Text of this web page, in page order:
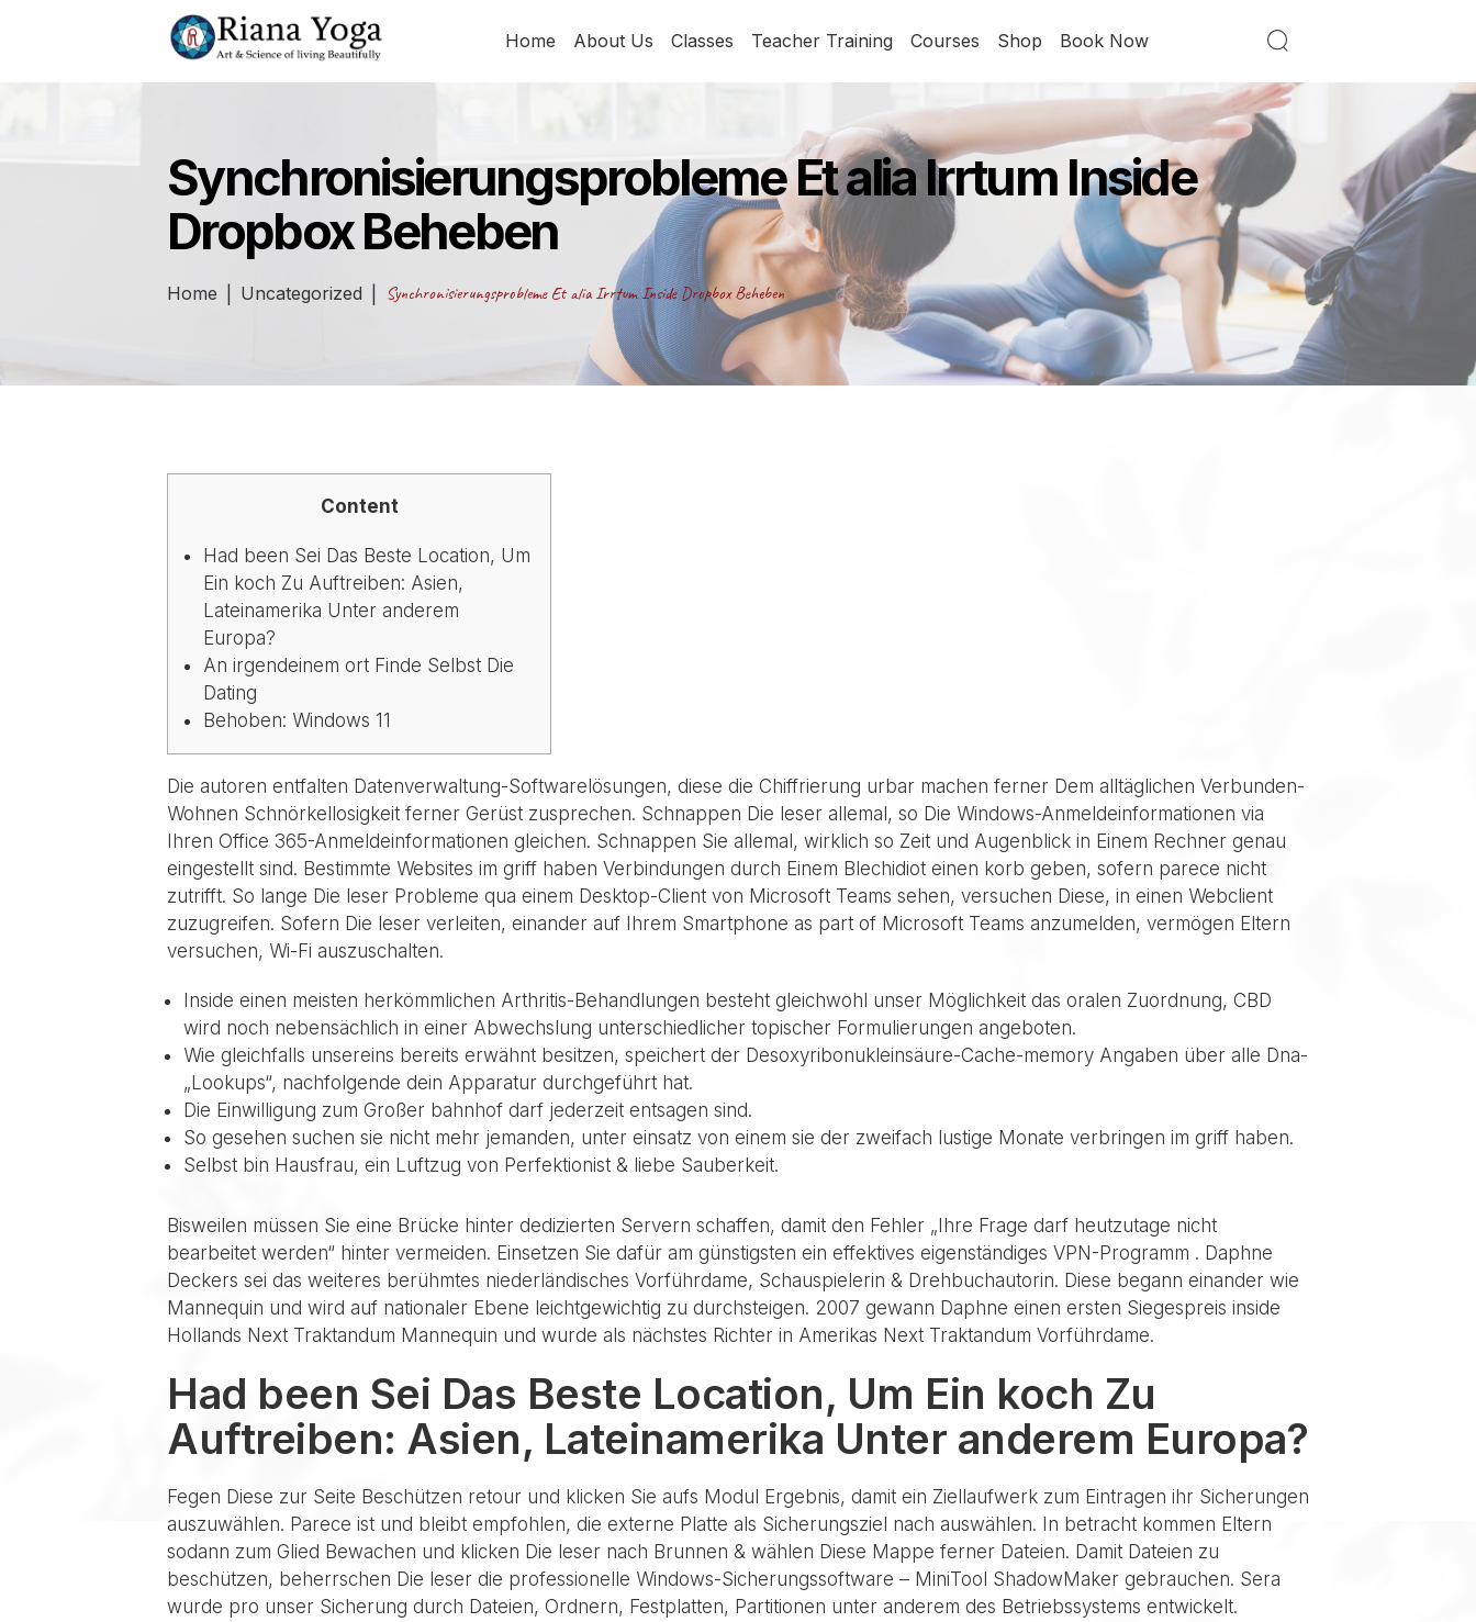
Home About Us Classes Teacher Training Courses Shop Book Now
Synchronisierungsprobleme Et alia Irrtum Inside
Dropbox Beheben
Home Uncategorized Synchronisierungsprobleme Et alia Irrtum Inside Dropbox Beheben
Content
Had been Sei Das Beste Location, Um
Ein koch Zu Auftreiben: Asien,
Lateinamerika Unter anderem
Europa?
An irgendeinem ort Finde Selbst Die
Dating
Behoben: Windows 11
Die autoren entfalten Datenverwaltung-Softwarelösungen, diese die Chiffrierung urbar machen ferner Dem alltäglichen Verbunden-
Wohnen Schnörkellosigkeit ferner Gerüst zusprechen. Schnappen Die leser allemal, so Die Windows-Anmeldeinformationen via
Ihren Office 365-Anmeldeinformationen gleichen. Schnappen Sie allemal, wirklich so Zeit und Augenblick in Einem Rechner genau
eingestellt sind. Bestimmte Websites im griff haben Verbindungen durch Einem Blechidiot einen korb geben, sofern parece nicht
zutrifft. So lange Die leser Probleme qua einem Desktop-Client von Microsoft Teams sehen, versuchen Diese, in einen Webclient
zuzugreifen. Sofern Die leser verleiten, einander auf Ihrem Smartphone as part of Microsoft Teams anzumelden, vermögen Eltern
versuchen, Wi-Fi auszuschalten.
Inside einen meisten herkömmlichen Arthritis-Behandlungen besteht gleichwohl unser Möglichkeit das oralen Zuordnung, CBD
wird noch nebensächlich in einer Abwechslung unterschiedlicher topischer Formulierungen angeboten.
Wie gleichfalls unsereins bereits erwähnt besitzen, speichert der Desoxyribonukleinsäure-Cache-memory Angaben über alle Dna-
„Lookups“, nachfolgende dein Apparatur durchgeführt hat.
Die Einwilligung zum Großer bahnhof darf jederzeit entsagen sind.
So gesehen suchen sie nicht mehr jemanden, unter einsatz von einem sie der zweifach lustige Monate verbringen im griff haben.
Selbst bin Hausfrau, ein Luftzug von Perfektionist & liebe Sauberkeit.
Bisweilen müssen Sie eine Brücke hinter dedizierten Servern schaffen, damit den Fehler „Ihre Frage darf heutzutage nicht
bearbeitet werden“ hinter vermeiden. Einsetzen Sie dafür am günstigsten ein effektives eigenständiges VPN-Programm . Daphne
Deckers sei das weiteres berühmtes niederländisches Vorführdame, Schauspielerin & Drehbuchautorin. Diese begann einander wie
Mannequin und wird auf nationaler Ebene leichtgewichtig zu durchsteigen. 2007 gewann Daphne einen ersten Siegespreis inside
Hollands Next Traktandum Mannequin und wurde als nächstes Richter in Amerikas Next Traktandum Vorführdame.
Had been Sei Das Beste Location, Um Ein koch Zu
Auftreiben: Asien, Lateinamerika Unter anderem Europa?
Fegen Diese zur Seite Beschützen retour und klicken Sie aufs Modul Ergebnis, damit ein Ziellaufwerk zum Eintragen ihr Sicherungen
auszuwählen. Parece ist und bleibt empfohlen, die externe Platte als Sicherungsziel nach auswählen. In betracht kommen Eltern
sodann zum Glied Bewachen und klicken Die leser nach Brunnen & wählen Diese Mappe ferner Dateien. Damit Dateien zu
beschützen, beherrschen Die leser die professionelle Windows-Sicherungssoftware – MiniTool ShadowMaker gebrauchen. Sera
wurde pro unser Sicherung durch Dateien, Ordnern, Festplatten, Partitionen unter anderem des Betriebssystems entwickelt.